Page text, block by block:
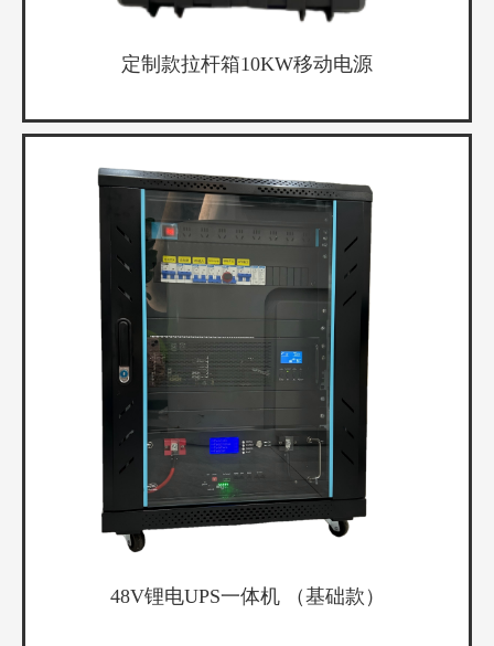
定制款拉杆箱10KW移动电源
48V锂电UPS一体机 （基础款）